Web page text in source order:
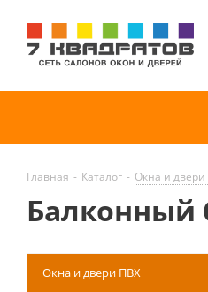
Главная - Каталог - Окна и
Балконный
Окна и двери ПВХ